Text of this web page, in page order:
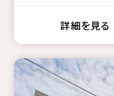
詳細を見る